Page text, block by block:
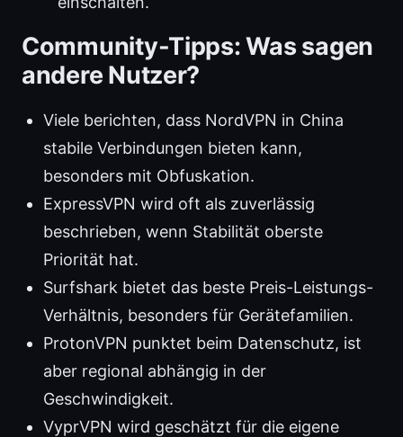
Community-Tipps: Was sagen
andere Nutzer?
Viele berichten, dass NordVPN in China
stabile Verbindungen bieten kann,
besonders mit Obfuskation.
ExpressVPN wird oft als zuverlässig
beschrieben, wenn Stabilität oberste
Priorität hat.
Surfshark bietet das beste Preis-Leistungs-
Verhältnis, besonders für Gerätefamilien.
ProtonVPN punktet beim Datenschutz, ist
aber regional abhängig in der
Geschwindigkeit.
VyprVPN wird geschätzt für die eigene